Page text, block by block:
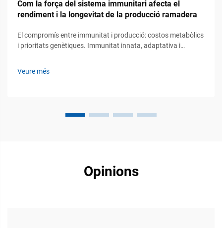
Com la força del sistema immunitari afecta el
rendiment i la longevitat de la producció ramadera
El compromís entre immunitat i producció: costos metabòlics
i prioritats genètiques. Immunitat innata, adaptativa i
Veure més
Opinions